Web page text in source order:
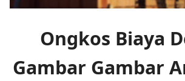
Ongkos Biaya
Gambar Gambar